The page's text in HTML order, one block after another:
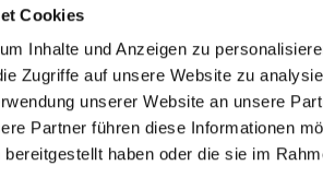
Cookies
Inhalte und Anzeigen zu
Zugriffe auf unsere Website zu
unserer Website an unsere
Partner führen diese Informationen
haben oder die sie im